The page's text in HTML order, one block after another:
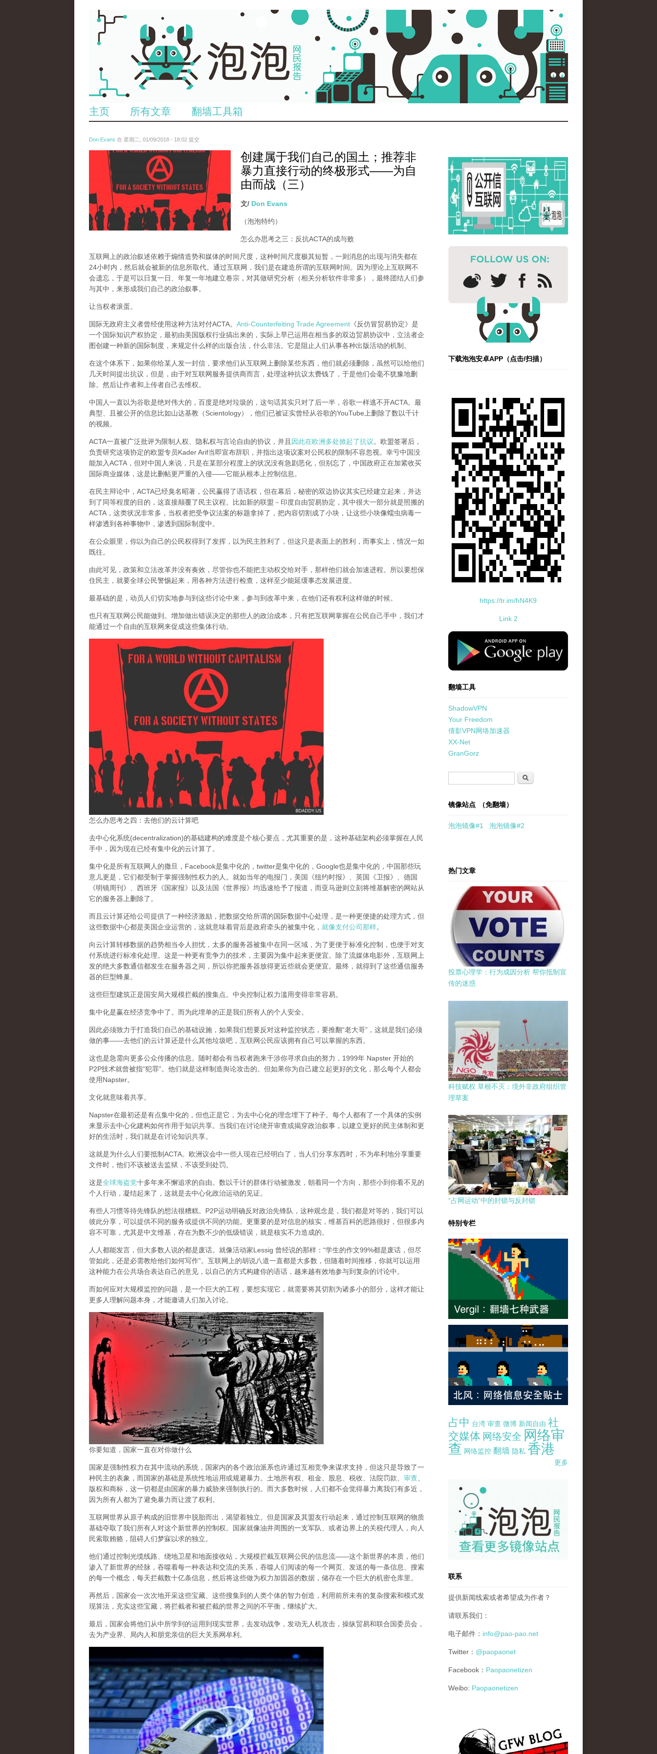
主页 所有文章 翻墙工具箱
Don Evans 在 星期二, 01/09/2018 - 18:02 提交
wechatimg875.jpeg
创建属于我们自己的国土；推荐非
暴力直接行动的终极形式——为自
由而战（三）
文/ Don Evans
（泡泡特约）
怎么办思考之三：反抗ACTA的成与败
互联网上的政治叙述依赖于煽情造势和媒体的时间尺度，这种时间尺度极其短暂，一则消息的出现与消失都在
24小时内，然后就会被新的信息所取代。通过互联网，我们是在建造所谓的互联网时间。因为理论上互联网不
会遗忘，于是可以日复一日、年复一年地建立卷宗，对其做研究分析（相关分析软件非常多）， 最终团结人们参
与其中，来形成我们自己的政治叙事。
让当权者滚蛋。
国际无政府主义者曾经使用这种方法对付ACTA。 Anti-Counterfeiting Trade Agreement 《反仿冒贸易协定》是
一个国际知识产权协定，最初由美国版权行业搞出来的，实际上早已运用在相当多的双边贸易协议中，立法者企
图创建一种新的国际制度，来规定什么样的出版合法，什么非法。它是阻止人们从事各种出版活动的机制。
在这个体系下，如果你给某人发一封信，要求他们从互联网上删除某些东西，他们就必须删除，虽然可以给他们
几天时间提出抗议，但是，由于对互联网服务提供商而言，处理这种抗议太费钱了，于是他们会毫不犹豫地删
除。然后让作者和上传者自己去维权。
中国人一直以为谷歌是绝对伟大的，百度是绝对垃圾的，这句话其实只对了后一半，谷歌一样逃不开ACTA。最
典型、且被公开的信息比如山达基教（Scientology），他们已被证实曾经从谷歌的YouTube上删除了数以千计
的视频。
ACTA一直被广泛批评为限制人权、隐私权与言论自由的协议，并且 因此在欧洲多处掀起了抗议。欧盟签署后，
负责研究这项协定的欧盟专员Kader Arif当即宣布辞职，并指出这项议案对公民权的限制不容忽视。 幸亏中国没
能加入ACTA，但对中国人来说，只是在某部分程度上的状况没有急剧恶化，但别忘了，中国政府正在加紧收买
国际商业媒体，这是比删帖更严重的入侵——它能从根本上控制信息。
在民主辩论中，ACTA已经臭名昭著，公民赢得了语话权，但在幕后，秘密的双边协议其实已经建立起来，并达
到了同等程度的目的，这直接颠覆了民主议程。比如新的联盟－印度自由贸易协定，其中很大一部分就是照搬的
ACTA，这类状况非常多，当权者把受争议法案的标题拿掉了，把内容切割成了小块，让这些小块像蠕虫病毒一
样渗透到各种事物中，渗透到国际制度中。
在公众眼里，你以为自己的公民权得到了发挥，以为民主胜利了，但这只是表面上的胜利，而事实上，情况一如
既往。
由此可见，政策和立法改革并没有奏效，尽管你也不能把主动权交给对手，那样他们就会加速进程。所以要想保
住民主，就要全球公民警惕起来，用各种方法进行检查，这样至少能延缓事态发展进度。
最基础的是，动员人们切实地参与到这些讨论中来，参与到改革中来，在他们还有权利这样做的时候。
也只有互联网公民能做到。增加做出错误决定的那些人的政治成本，只有把互联网掌握在公民自己手中，我们才
能通过一个自由的互联网来促成这些集体行动。
怎么办思考之四：去他们的云计算吧
去中心化系统(decentralization)的基础建构的难度是个核心要点， 尤其重要的是，这种基础架构必须掌握在人民
手中， 因为现在已经有集中化的云计算了。
集中化是所有互联网人的撒旦 ，Facebook是集中化的，twitter是集中化的，Google也是集中化的，中国那些玩
意儿更是，它们都受制于掌握强制性权力的人。就如当年的电报门，美国《纽约时报》、英国《卫报》、德国
《明镜周刊》、西班牙《国家报》以及法国《世界报》均迅速给予了报道，而亚马逊则立刻将维基解密的网站从
它的服务器上删除了。
而且云计算还给公司提供了一种经济激励，把数据交给所谓的国际数据中心处理，是一种更便捷的处理方式，但
这些数据中心都是美国企业运营的，这就意味着背后是政府牵头的被集中化， 就像支付公司那样。
向云计算转移数据的趋势相当令人担忧，太多的服务器被集中在同一区域，为了更便于标准化控制，也便于对支
付系统进行标准化处理。这是一种更有竞争力的技术，主要因为集中起来更便宜。除了流媒体电影外，互联网上
发的绝大多数通信都发生在服务器之间，所以你把服务器放得更近些就会更便宜。最终，就得到了这些通信服务
器的巨型蜂巢。
这些巨型建筑正是国安局大规模拦截的搜集点。中央控制让权力滥用变得非常容易。
集中化是赢在经济竞争中了。而为此埋单的正是我们所有人的个人安全。
因此必须致力于打造我们自己的基础设施，如果我们想要反对这种监控状态，要推翻“老大哥”，这就是我们必须
做的事——去他们的云计算还是什么其他垃圾吧，互联网公民应该拥有自己可以掌握的东西。
这也是急需向更多公众传播的信息。随时都会有当权者跑来干涉你寻求自由的努力，1999年 Napster 开始的
P2P技术就曾被指“犯罪”。他们就是这样制造舆论攻击的。但如果你为自己建立起更好的文化，那么每个人都会
使用Napster。
文化就意味着共享。
Napster在最初还是有点集中化的，但也正是它，为去中心化的理念埋下了种子。每个人都有了一个具体的实例
来显示去中心化建构如何作用于知识共享。 当我们在讨论绕开审查或揭穿政治叙事，以建立更好的民主体制和更
好的生活时，我们就是在讨论知识共享。
这就是为什么人们要抵制ACTA。欧洲议会中一些人现在已经明白了，当人们分享东西时，不为牟利地分享重要
文件时，他们不该被送去监狱，不该受到处罚。
这是全球海盗党十多年来不懈追求的自由。数以千计的群体行动被激发，朝着同一个方向，那些小到你看不见的
个人行动，凝结起来了， 这就是去中心化政治运动的见证。
有些人习惯等待先锋队的想法很糟糕。P2P运动明确反对政治先锋队，这种观念是，我们都是对等的，我们可以
彼此分享，可以提供不同的服务或提供不同的功能。更重要的是对信息的核实，维基百科的思路很好，但很多内
容不可靠，尤其是中文维基，存在为数不少的低级错误，就是核实不力造成的。
人人都能发言，但大多数人说的都是废话。就像活动家Lessig 曾经说的那样：“学生的作文99%都是废话，但尽
管如此，还是必需教给他们如何写作”。互联网上的胡说八道一直都是大多数，但随着时间推移，你就可以运用
这种能力在公共场合表达自己的意见，以自己的方式构建你的语话，越来越有效地参与到复杂的讨论中。
而如何应对大规模监控的问题，是一个巨大的工程，要想实现它，就需要将其切割为诸多小的部分，这样才能让
更多人理解问题本身，才能邀请人们加入讨论。
你要知道，国家一直在对你做什么
国家是强制性权力在其中流动的系统，国家内的各个政治派系也许通过互相竞争来谋求支持，但这只是导致了一
种民主的表象，而国家的基础是系统性地运用或规避暴力。土地所有权、租金、股息、税收、法院罚款、 审查
版权和商标，这一切都是由国家的暴力威胁来强制执行的。而大多数时候，人们都不会觉得暴力离我们有多近，
因为所有人都为了避免暴力而让渡了权利。
互联网世界从原子构成的旧世界中脱胎而出，渴望着独立。但是国家及其盟友行动起来，通过控制互联网的物质
基础夺取了我们所有人对这个新世界的控制权。国家就像油井周围的一支军队、或者边界上的关税代理人，向人
民索取贿赂，阻碍人们梦寐以求的独立。
他们通过控制光缆线路、绕地卫星和地面接收站，大规模拦截互联网公民的信息流——这个新世界的本质，他们
渗入了新世界的经脉，吞噬着每一种表达和交流的关系，吞噬人们阅读的每一个网页、发送的每一条信息、搜索
的每一个概念，每天拦截数十亿条信息，然后将这些做为权力加固器的数据，储存在一个巨大的机密仓库里。
再然后，国家会一次次地开采这些宝藏、这些搜集到的人类个体的智力创造，利用前所未有的复杂搜索和模式发
现算法，充实这些宝藏，将拦截者和被拦截的世界之间的不平衡，继续扩大。
最后， 国家会将他们从中所学到的运用到现实世界，去发动战争，发动无人机攻击，操纵贸易和联合国委员会，
去为产业界、局内人和朋党亲信的巨大关系网牟利。
下载泡泡安卓APP（点击/扫描）
https://tr.im/hN4K9
Link 2
standard-icon-googleplay-app-store.png
翻墙工具
ShadowVPN
Your Freedom
倩影VPN网络加速器
XX-Net
GranGorz
搜索
镜像站点 （免翻墙）
泡泡镜像#1 泡泡镜像#2
热门文章
投票心理学：行为成因分析 帮你抵制宣
传的迷惑
科技赋权 草根不灭：境外非政府组织管
理草案
“占网运动”中的封锁与反封锁
特别专栏
占中 台湾 审查 微博 新闻自由 社
交媒体 网络安全 网络审
查 网络监控 翻墙 隐私 香港
更多
pao-pao-banner-mirror-site-120814.jpg
联系
提供新闻线索或者希望成为作者？
请联系我们：
电子邮件： info@pao-pao.net
Twitter： @paopaonet
Facebook： Paopaonetizen
Weibo: Paopaonetizen
gfw_blog_small.jpg